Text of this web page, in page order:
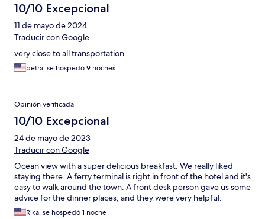
10/10 Excepcional
11 de mayo de 2024
Traducir con Google
very close to all transportation
petra, se hospedó 9 noches
Opinión verificada
10/10 Excepcional
24 de mayo de 2023
Traducir con Google
Ocean view with a super delicious breakfast. We really liked
staying there. A ferry terminal is right in front of the hotel and it's
easy to walk around the town. A front desk person gave us some
advice for the dinner places, and they were very helpful.
Rika, se hospedó 1 noche